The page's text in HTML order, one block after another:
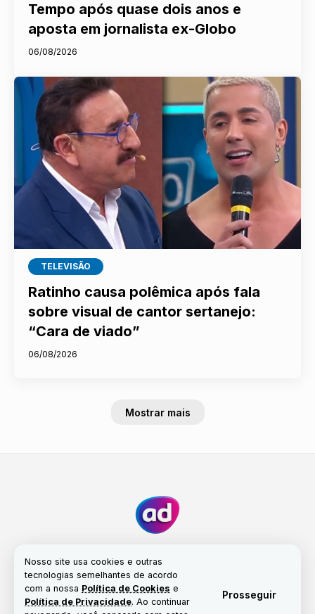
Nosso site usa cookies e outras
tecnologias semelhantes de acordo
com a nossa Política de Cookies e
Política de Privacidade. Ao continuar
Prosseguir
Tempo após quase dois anos e
aposta em jornalista ex-Globo
06/08/2026
TELEVISÃO
Ratinho causa polêmica após fala
sobre visual de cantor sertanejo:
“Cara de viado”
06/08/2026
Mostrar mais
Fale conosco Nossa história
Propriedade